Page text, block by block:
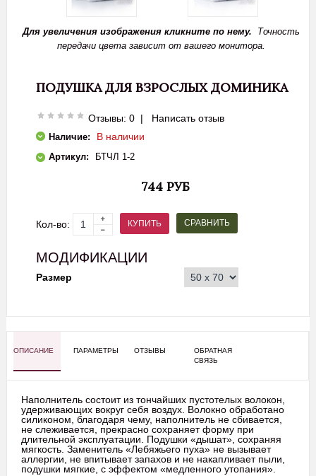
Для увеличения изображения кликните по нему. Точность
передачи цвета зависит от вашего монитора.
ПОДУШКА ДЛЯ ВЗРОСЛЫХ ДОМИНИКА
Отзывы: 0 | Написать отзыв
Наличие: В наличии
Артикул: БТЧЛ 1-2
744 РУБ
Кол-во: КУПИТЬ СРАВНИТЬ
МОДИФИКАЦИИ
Размер
ОПИСАНИЕ ПАРАМЕТРЫ ОТЗЫВЫ
ОБРАТНАЯ
СВЯЗЬ
Наполнитель состоит из тончайших пустотелых волокон,
удерживающих вокруг себя воздух. Волокно обработано
силиконом, благодаря чему, наполнитель не сбивается,
не слеживается, прекрасно сохраняет форму при
длительной эксплуатации. Подушки «дышат», сохраняя
мягкость. Заменитель «Лебяжьего пуха» не вызывает
аллергии, не впитывает запахов и не накапливает пыли,
подушки мягкие, с эффектом «медленного утопания».